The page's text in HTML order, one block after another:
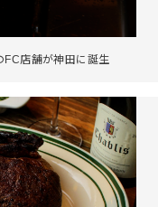
店舗が神田に誕生